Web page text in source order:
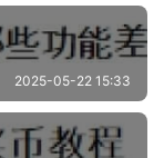
2025-05-22 15:33